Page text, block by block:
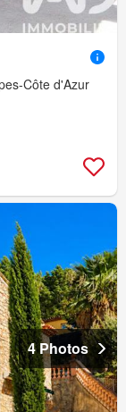
Côte d'Azur
4 Photos